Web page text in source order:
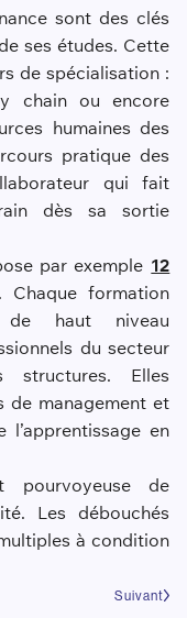
sont des clés
ses études. Cette
de spécialisation :
chain ou encore
humaines des
pratique des
qui fait
dès sa sortie
par exemple 12
formation
de haut niveau
du secteur
Elles
de management et
en
pourvoyeuse de
Les débouchés
à condition
Suivant